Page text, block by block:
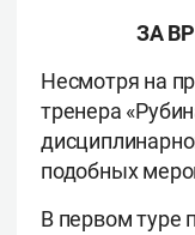
ЗА
Несмотря на
тренера
подобных
В первом туре